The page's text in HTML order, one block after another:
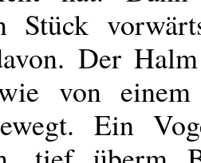
Stück
Der
von einem
Ein